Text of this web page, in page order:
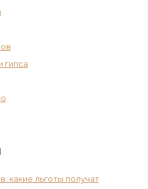
гипса
какие льготы получат